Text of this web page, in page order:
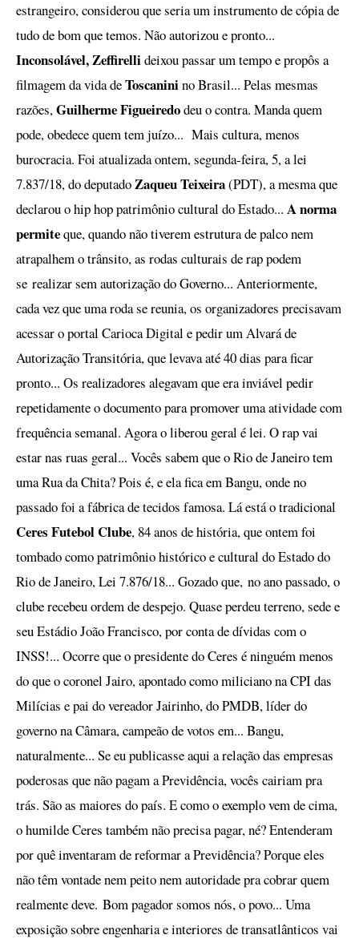
estrangeiro, considerou que seria um instrumento de cópia de
tudo de bom que temos. Não autorizou e pronto...
Inconsolável, Zeffirellideixou passar um tempo e propôs a
filmagem da vida deToscaninino Brasil... Pelas mesmas
razões,Guilherme Figueiredodeu o contra. Manda quem
pode, obedece quem tem juízo... Mais cultura, menos
burocracia. Foi atualizada ontem, segunda-feira, 5, a lei
7.837/18, do deputadoZaqueu Teixeira(PDT), a mesma que
declarou o hip hop patrimônio cultural do Estado... A norma
permiteque, quando não tiverem estrutura de palco nem
atrapalhem o trânsito, as rodas culturais de rap podem
se realizar sem autorização do Governo... Anteriormente,
cada vez que uma roda se reunia, os organizadores precisavam
acessar o portal Carioca Digital e pedir um Alvará de
Autorização Transitória, que levava até 40 dias para ficar
pronto... Os realizadores alegavam que era inviável pedir
repetidamente o documento para promover uma atividade com
frequência semanal. Agora o liberou geral é lei. O rap vai
estar nas ruas geral... Vocês sabem que o Rio de Janeiro tem
uma Rua da Chita? Pois é, e ela fica em Bangu, onde no
passado foi a fábrica de tecidos famosa. Lá está o tradicional
Ceres Futebol Clube, 84 anos de história, que ontem foi
tombado como patrimônio histórico e cultural do Estado do
Rio de Janeiro, Lei 7.876/18... Gozado que, no ano passado, o
clube recebeu ordem de despejo. Quase perdeu terreno, sede e
seu Estádio João Francisco, por conta de dívidas com o
INSS!... Ocorre que o presidente do Ceres é ninguém menos
do que o coronel Jairo, apontado como miliciano na CPI das
Milícias e pai do vereador Jairinho, do PMDB, líder do
governo na Câmara, campeão de votos em... Bangu,
naturalmente... Se eu publicasse aqui a relação das empresas
poderosas que não pagam a Previdência, vocês cairiam pra
trás. São as maiores do país. E como o exemplo vem de cima,
o humilde Ceres também não precisa pagar, né? Entenderam
por quê inventaram de reformar a Previdência? Porque eles
não têm vontade nem peito nem autoridade pra cobrar quem
realmente deve. Bom pagador somos nós, o povo... Uma
exposição sobre engenharia e interiores de transatlânticos vai